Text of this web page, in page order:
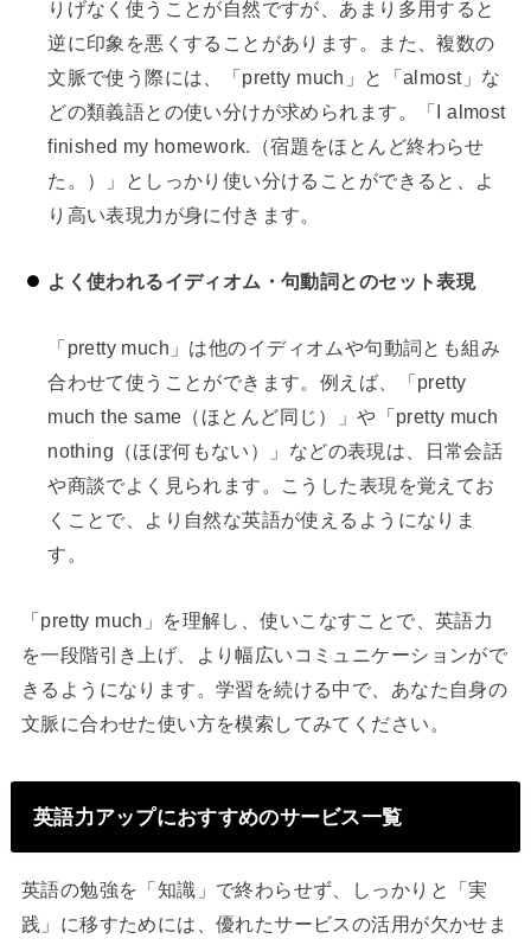
りげなく使うことが自然ですが、あまり多用すると
逆に印象を悪くすることがあります。また、複数の
文脈で使う際には、「pretty much」と「almost」な
どの類義語との使い分けが求められます。「I almost
finished my homework.（宿題をほとんど終わらせ
た。）」としっかり使い分けることができると、よ
り高い表現力が身に付きます。
よく使われるイディオム・句動詞とのセット表現
「pretty much」は他のイディオムや句動詞とも組み
合わせて使うことができます。例えば、「pretty
much the same（ほとんど同じ）」や「pretty much
nothing（ほぼ何もない）」などの表現は、日常会話
や商談でよく見られます。こうした表現を覚えてお
くことで、より自然な英語が使えるようになりま
す。
「pretty much」を理解し、使いこなすことで、英語力
を一段階引き上げ、より幅広いコミュニケーションがで
きるようになります。学習を続ける中で、あなた自身の
文脈に合わせた使い方を模索してみてください。
英語力アップにおすすめのサービス一覧
英語の勉強を「知識」で終わらせず、しっかりと「実
践」に移すためには、優れたサービスの活用が欠かせま